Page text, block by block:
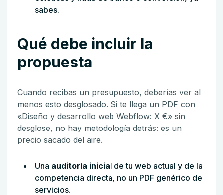
sabes.
Qué debe incluir la
propuesta
Cuando recibas un presupuesto, deberías ver al
menos esto desglosado. Si te llega un PDF con
«Diseño y desarrollo web Webflow: X €» sin
desglose, no hay metodología detrás: es un
precio sacado del aire.
Una auditoría inicial de tu web actual y de la
competencia directa, no un PDF genérico de
servicios.